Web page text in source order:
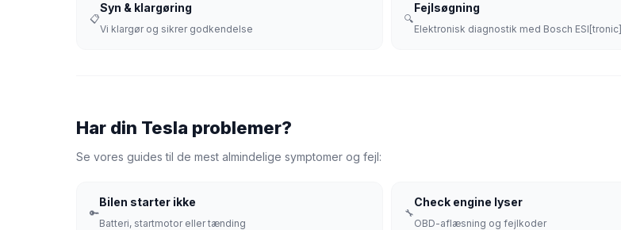
📋
Syn & klargøring
Vi klargør og sikrer godkendelse
🔍
Fejlsøgning
Elektronisk diagnostik med Bosch ESI[tronic]
Har din Tesla problemer?
Se vores guides til de mest almindelige symptomer og fejl:
🔑
Bilen starter ikke
Batteri, startmotor eller tænding
🔧
Check engine lyser
OBD-aflæsning og fejlkoder